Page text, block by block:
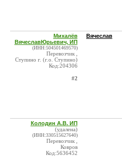
Михалёв
ВячеславЮрьевич, ИП
(ИНН:504501469570)
Перевозчик ,
Ступино г. (г.о. Ступино)
Код:204306
#2
Вячеслав
Колодин А.В. ИП
(удалена)
(ИНН:330515627640)
Перевозчик ,
Ковров
Код:5636452